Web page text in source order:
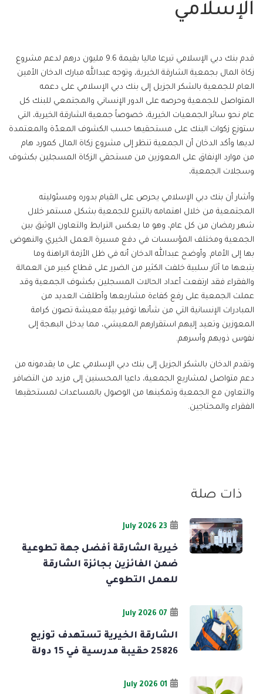
الإسلامي
قدم بنك دبي الإسلامي تبرعا ماليا بقيمة 9.6 مليون درهم لدعم مشروع
زكاة المال بجمعية الشارقة الخيرية، وتوجه عبدالله مبارك الدخان الأمين
العام للجمعية بالشكر الجزيل إلى بنك دبي الإسلامي على دعمه
المتواصل للجمعية وحرصه على الدور الإنساني والمجتمعي للبنك كل
عام نحو سائر الجمعيات الخيرية، خصوصاً جمعية الشارقة الخيرية، التي
ستوزع زكوات البنك على مستحقيها حسب الكشوف المعدّة والمعتمدة
لديها وأكد الدخان أن الجمعية تنظر إلى مشروع زكاة المال كمورد هام
من موارد الإنفاق على المعوزين من مستحقي الزكاة المسجلين بكشوف
وسجلات الجمعية،
وأشار أن بنك دبي الإسلامي يحرص على القيام بدوره ومسئوليته
المجتمعية من خلال اهتمامه بالتبرع للجمعية بشكل مستمر خلال
شهر رمضان من كل عام، وهو ما يعكس الترابط والتعاون الوثيق بين
الجمعية ومختلف المؤسسات في دفع مسيرة العمل الخيري والنهوض
بها إلى الأمام. وأوضح عبدالله الدخان أنه في ظل الأزمة الراهنة وما
يتبعها ما آثار سلبية خلفت الكثير من الضرر على قطاع كبير من العمالة
والفقراء فقد ارتفعت أعداد الحالات المسجلين بكشوف الجمعية وقد
عملت الجمعية على رفع كفاءة مشاريعها وأطلقت العديد من
المبادرات الإنسانية التي من شأنها توفير بيئة معيشة تصون كرامة
المعوزين وتعيد إليهم استقرارهم المعيشي، مما يدخل البهجة إلى
نفوس ذويهم وأسرهم.
وتقدم الدخان بالشكر الجزيل إلى بنك دبي الإسلامي على ما يقدمونه من
دعم متواصل لمشاريع الجمعية، داعيا المحسنين إلى مزيد من التضافر
والتعاون مع الجمعية وتمكينها من الوصول بالمساعدات لمستحقيها
الفقراء والمحتاجين.
ذات صلة
23 July 2026
خيرية الشارقة أفضل جهة تطوعية
ضمن الفائزين بجائزة الشارقة
للعمل التطوعي
07 July 2026
الشارقة الخيرية تستهدف توزيع
25826 حقيبة مدرسية في 15 دولة
01 July 2026